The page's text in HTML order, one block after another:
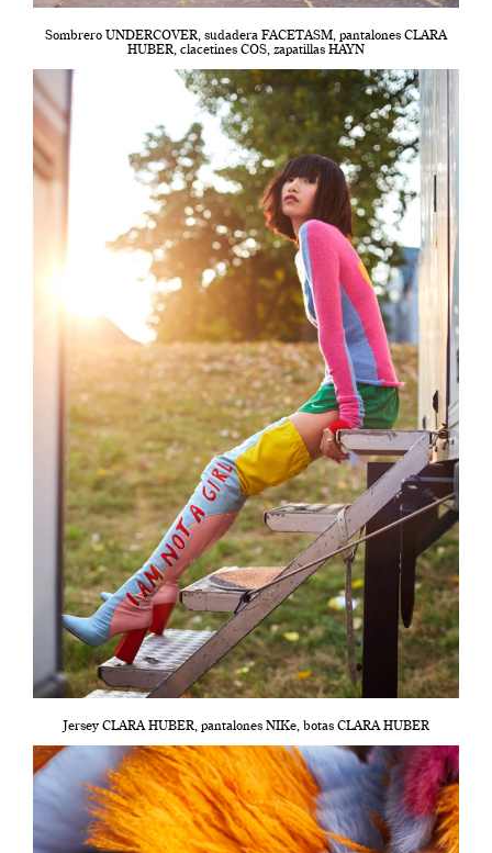
Sombrero UNDERCOVER, sudadera FACETASM, pantalones CLARA
HUBER, clacetines COS, zapatillas HAYN
Jersey CLARA HUBER, pantalones NIKe, botas CLARA HUBER